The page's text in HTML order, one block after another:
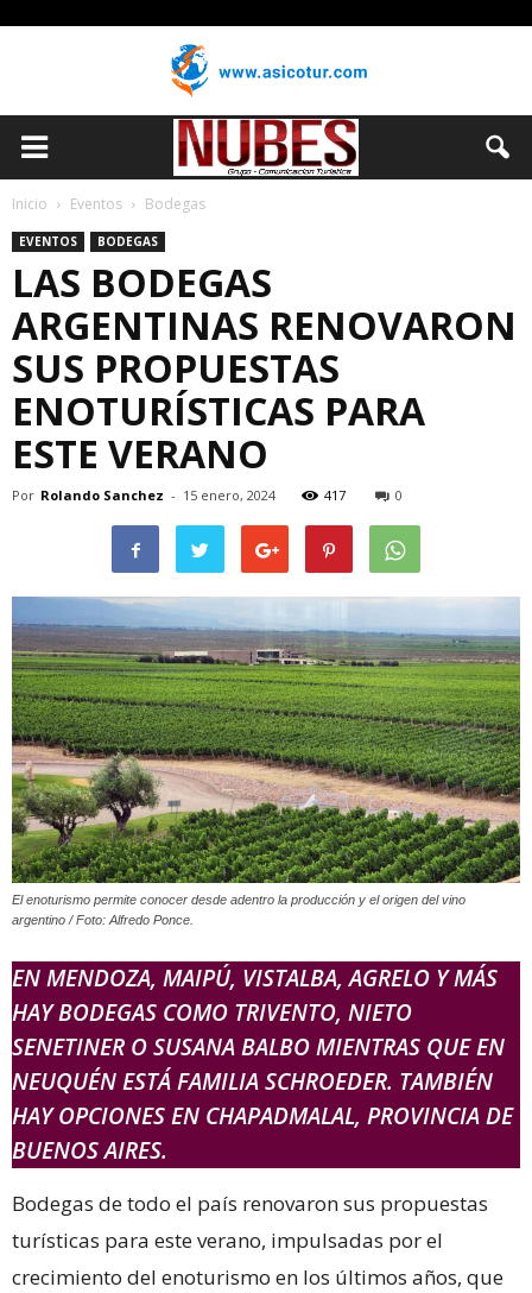
Inicio Eventos Bodegas
EVENTOS BODEGAS
LAS BODEGAS
ARGENTINAS RENOVARON
SUS PROPUESTAS
ENOTURÍSTICAS PARA
ESTE VERANO
Por Rolando Sanchez - 15 enero, 2024 417 0
El enoturismo permite conocer desde adentro la producción y el origen del vino
argentino / Foto: Alfredo Ponce.
EN MENDOZA, MAIPÚ, VISTALBA, AGRELO Y MÁS
HAY BODEGAS COMO TRIVENTO, NIETO
SENETINER O SUSANA BALBO MIENTRAS QUE EN
NEUQUÉN ESTÁ FAMILIA SCHROEDER. TAMBIÉN
HAY OPCIONES EN CHAPADMALAL, PROVINCIA DE
BUENOS AIRES.
Bodegas de todo el país renovaron sus propuestas
turísticas para este verano, impulsadas por el
crecimiento del enoturismo en los últimos años, que